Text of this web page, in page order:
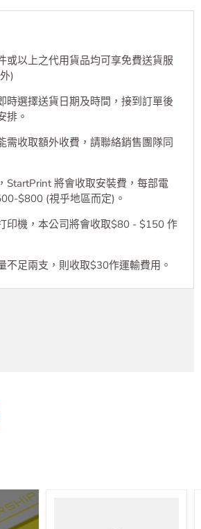
或以上之代用貨品均可享免費送貨服
)
時選擇送貨日期及時間，接到訂單後
排。
需收取額外收費，請聯絡銷售團隊同
StartPrint 將會收取安裝費，每部電
$800 (視乎地區而定)。
印機，本公司將會收取$80 - $150 作
不足兩支，則收取$30作運輸費用。